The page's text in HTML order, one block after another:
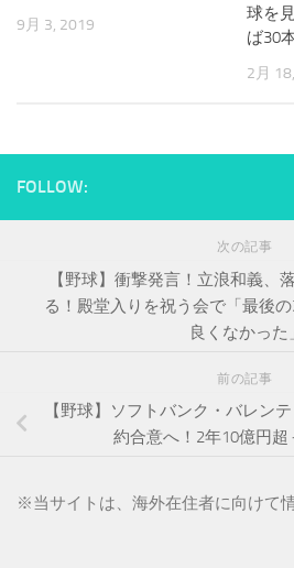
9月 3, 2019
球を
ば30
2月
FOLLOW:
次の記事
【野球】衝撃発言！立浪和義、
る！殿堂入りを祝う会で「最後
良くなかった」
前の記事
【野球】ソフトバンク・バレン
約合意へ！2年10億円超
※当サイトは、海外在住者に向けて